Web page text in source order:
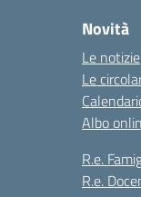
Novità
Le notizie
Le
Albo
R.e.
R.e.